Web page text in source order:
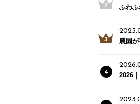
ふわ
三条駅
農園
った
トや
2026